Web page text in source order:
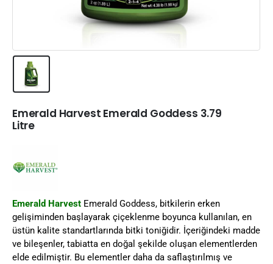
Emerald Harvest Emerald Goddess 3.79
Litre
Emerald Harvest Emerald Goddess, bitkilerin erken
gelişiminden başlayarak çiçeklenme boyunca kullanılan, en
üstün kalite standartlarında bitki toniğidir. İçeriğindeki madde
ve bileşenler, tabiatta en doğal şekilde oluşan elementlerden
elde edilmiştir. Bu elementler daha da saflaştırılmış ve